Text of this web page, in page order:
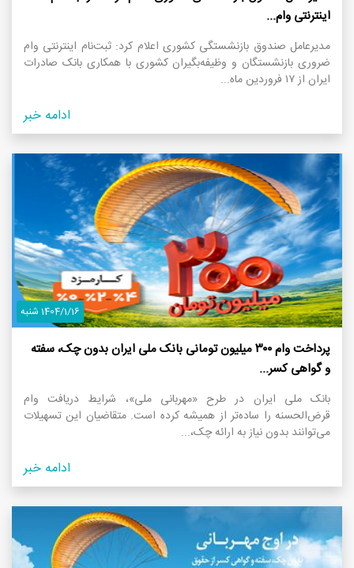
اینترنتی وام...
مدیرعامل صندوق بازنشستگی کشوری اعلام کرد: ثبت‌نام اینترنتی وام
ضروری بازنشستگان و وظیفه‌بگیران کشوری با همکاری بانک صادرات
ایران از ۱۷ فروردین ماه...
ادامه خبر
1404/1/16 شنبه
پرداخت وام ۳۰۰ میلیون تومانی بانک ملی ایران بدون چک، سفته
و گواهی کسر...
بانک ملی ایران در طرح «مهربانی ملی»، شرایط دریافت وام
قرض‌الحسنه را ساده‌تر از همیشه کرده است. متقاضیان این تسهیلات
می‌توانند بدون نیاز به ارائه چک،...
ادامه خبر